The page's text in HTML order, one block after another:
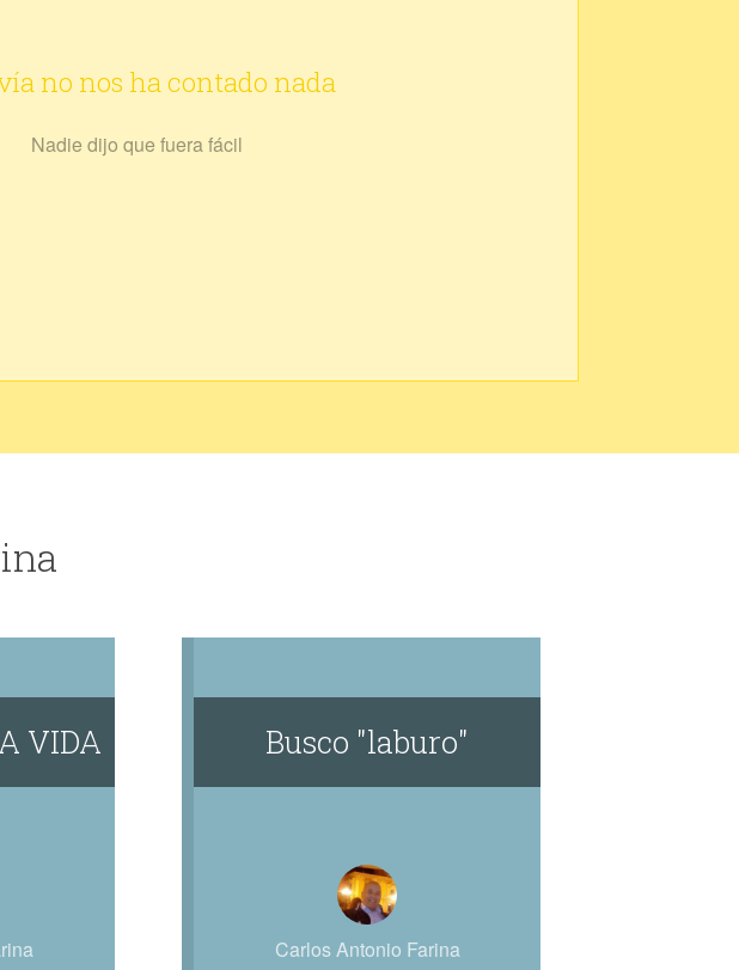
no nos ha contado nada
Nadie dijo que fuera fácil
VIDA Busco "laburo"
Carlos Antonio Farina